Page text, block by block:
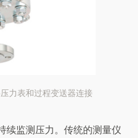
力表和过程变送器连接
续监测压力。传统的测量仪